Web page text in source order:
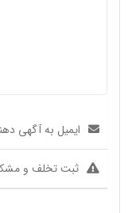
ایمیل به آگهی
ثبت تخلف و